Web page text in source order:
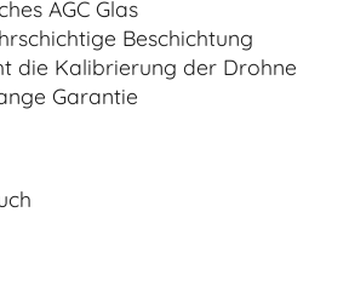
AGC Glas
Beschichtung
die Kalibrierung der Drohne
Garantie